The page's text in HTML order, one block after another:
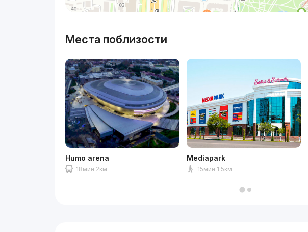
Места поблизости
Humo arena
18мин 2км
Mediapark
15мин 1.5км